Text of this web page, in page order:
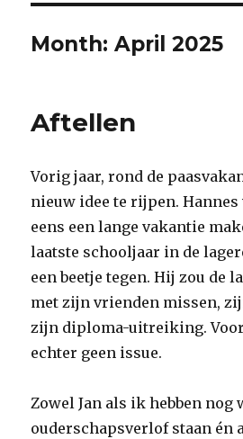
Month:April 2025
Aftellen
Vorig jaar, rond de
nieuw idee te rijpen. Hannes
eens een lange vakantie
laatste schooljaar in de
een beetje tegen. Hij zou de
met zijn vrienden missen,
zijn diploma-uitreiking.
echter geen issue.
Zowel Jan als ik hebben nog
ouderschapsverlof staan én